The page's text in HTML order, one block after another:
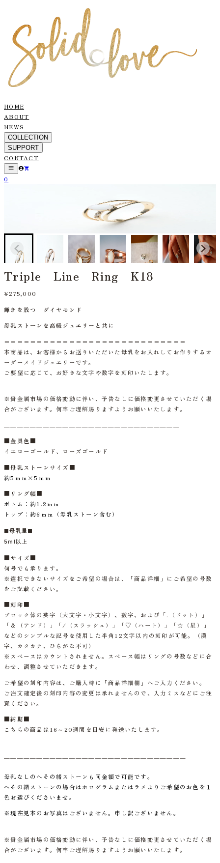
HOME
ABOUT
NEWS
COLLECTION
SUPPORT
CONTACT
0
Triple Line Ring K18
¥275,000
輝きを放つ ダイヤモンド
母乳ストーンを高級ジュエリーと共に
＝＝＝＝＝＝＝＝＝＝＝＝＝＝＝＝＝＝＝＝＝＝＝＝＝＝＝＝
本商品は、お客様からお送りいただいた母乳をお入れしてお作りするオ
ーダーメイドジュエリーです。
ご要望に応じて、お好きな文字や数字を刻印いたします。
※貴金属市場の価格変動に伴い、予告なしに価格変更させていただく場
合がございます。何卒ご理解賜りますようお願いいたします。
■金具色■
イエローゴールド、ローズゴールド
■母乳ストーンサイズ■
約5ｍｍ×5ｍｍ
■リング幅■
ボトム：約1.2 ｍｍ
トップ： 約6ｍｍ（母乳ストーン含む）
■母乳量■
5ml以上
■サイズ■
何号でも承ります。
※選択できないサイズをご希望の場合は、「商品詳細」にご希望の号数
をご記載ください。
■刻印■
ブロック体の英字（大文字・小文字）、数字、および「.（ドット）」
「＆（アンド）」「/（スラッシュ）」「♡（ハート）」「☆（星）」
などのシンプルな記号を使用した半角12文字以内の刻印が可能。（漢
字、カタカナ、ひらがな不可）
※スペースはカウントされません。スペース幅はリングの号数などに合
わせ、調整させていただきます。
ご希望の刻印内容は、ご購入時に「商品詳細欄」へご入力ください。
ご注文確定後の刻印内容の変更は承れませんので、入力ミスなどにご注
意ください。
■納期■
こちらの商品は16～20週間を目安に発送いたします。
母乳なしのへその緒ストーンも同金額で可能です。
へその緒ストーンの場合はホログラムまたはラメよりご希望のお色を１
色お選びくださいませ。
※現在見本のお写真はございません。申し訳ございません。
※貴金属市場の価格変動に伴い、予告なしに価格変更させていただく場
合がございます。何卒ご理解賜りますようお願いいたします。